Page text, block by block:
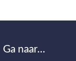
Ga naar…